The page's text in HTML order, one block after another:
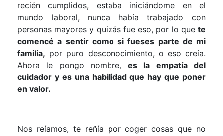
recién cumplidos, estaba iniciándome en el
mundo laboral, nunca había trabajado con
personas mayores y quizás fue eso, por lo que te
comencé a sentir como si fueses parte de mi
familia, por puro desconocimiento, o eso creía.
Ahora le pongo nombre,es la empatía del
cuidador y es una habilidad que hay que poner
en valor.
Nos reíamos, te reñía por coger cosas que no